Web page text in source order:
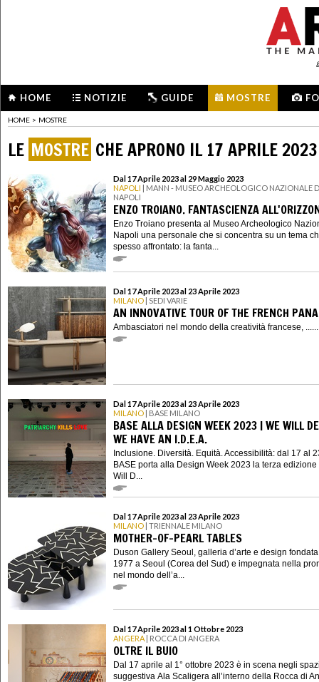
HOME NOTIZIE GUIDE MOSTRE
HOME > MOSTRE
LE MOSTRE CHE APRONO IL 17 APRILE 2023
Dal 17 Aprile 2023 al 29 Maggio 2023
NAPOLI | MANN - MUSEO ARCHEOLOGICO NAZIONALE
NAPOLI
ENZO TROIANO. FANTASCIENZA
Enzo Troiano presenta al Museo Archeologico
Napoli una personale che si concentra su un tema
spesso affrontato: la fanta...
Dal 17 Aprile 2023 al 23 Aprile 2023
MILANO | SEDI VARIE
AN INNOVATIVE TOUR OF THE FRENCH
Ambasciatori nel mondo della creatività francese, ......
Dal 17 Aprile 2023 al 23 Aprile 2023
MILANO | BASE MILANO
BASE ALLA DESIGN WEEK 2023 | WE WILL
WE HAVE AN I.D.E.A.
Inclusione. Diversità. Equità. Accessibilità: dal 17 al
BASE porta alla Design Week 2023 la terza edizione
Will D...
Dal 17 Aprile 2023 al 23 Aprile 2023
MILANO | TRIENNALE MILANO
MOTHER-OF-PEARL TABLES
Duson Gallery Seoul, galleria d’arte e design
1977 a Seoul (Corea del Sud) e impegnata nella
nel mondo dell’a...
Dal 17 Aprile 2023 al 1 Ottobre 2023
ANGERA | ROCCA DI ANGERA
OLTRE IL BUIO
Dal 17 aprile al 1° ottobre 2023 è in scena negli
suggestiva Ala Scaligera all’interno della Rocca di